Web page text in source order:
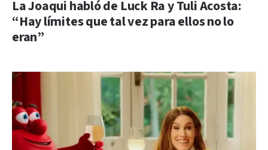
La Joaqui habló de Luck Ra y Tuli Acosta:
“Hay límites que tal vez para ellos no lo
eran”